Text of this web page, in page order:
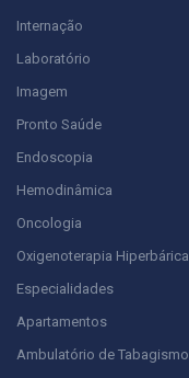
Internação
Laboratório
Imagem
Pronto Saúde
Endoscopia
Hemodinâmica
Oncologia
Oxigenoterapia Hiperbárica
Especialidades
Apartamentos
Ambulatório de Tabagismo